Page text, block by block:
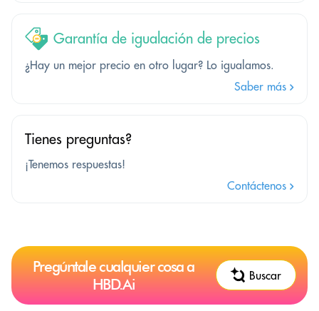
Garantía de igualación de precios
¿Hay un mejor precio en otro lugar? Lo igualamos.
Saber más
Tienes preguntas?
¡Tenemos respuestas!
Contáctenos
Pregúntale cualquier cosa a
HBD.Ai
Buscar